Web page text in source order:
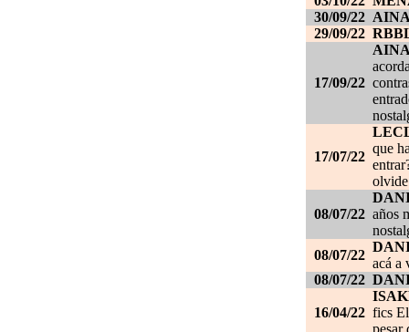
30/09/22
29/09/22
17/09/22
17/07/22
que
08/07/22 años
08/07/22
acá a
08/07/22
16/04/22 fics